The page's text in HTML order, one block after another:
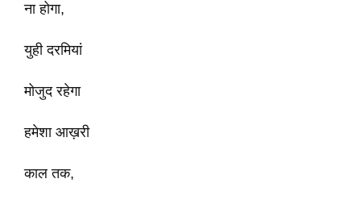
ना होगा,
युही दरमियां
मोजुद रहेगा
हमेशा आख़री
काल तक,